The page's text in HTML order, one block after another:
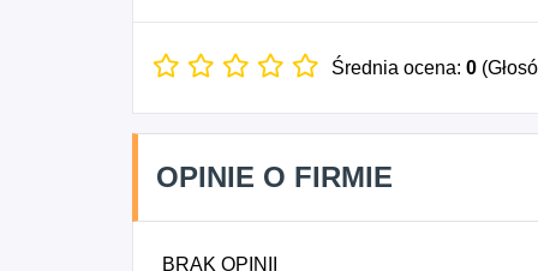
warzyw prowadzona w
wyspecjalizowanych sklepach, 4725Z -
gazet i artykułów piśmiennych
Średnia ocena: 0
OPINIE O FIRMIE
BRAK OPINII